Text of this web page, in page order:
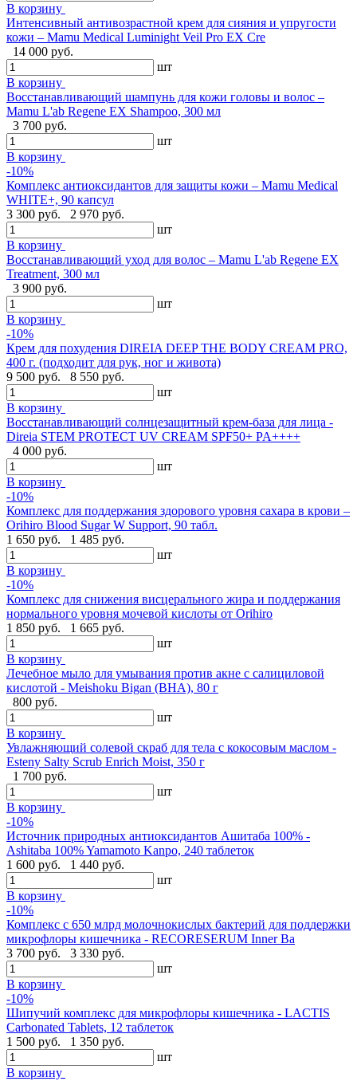
В корзину
Интенсивный антивозрастной крем для сияния и упругости
кожи – Mamu Medical Luminight Veil Pro EX Cre
14 000 руб.
шт
В корзину
Восстанавливающий шампунь для кожи головы и волос –
Mamu L'ab Regene EX Shampoo, 300 мл
3 700 руб.
шт
В корзину
-10%
Комплекс антиоксидантов для защиты кожи – Mamu Medical
WHITE+, 90 капсул
3 300 руб.
2 970 руб.
шт
В корзину
Восстанавливающий уход для волос – Mamu L'ab Regene EX
Treatment, 300 мл
3 900 руб.
шт
В корзину
-10%
Крем для похудения DIREIA DEEP THE BODY CREAM PRO,
400 г. (подходит для рук, ног и живота)
9 500 руб.
8 550 руб.
шт
В корзину
Восстанавливающий солнцезащитный крем-база для лица -
Direia STEM PROTECT UV CREAM SPF50+ PA++++
4 000 руб.
шт
В корзину
-10%
Комплекс для поддержания здорового уровня сахара в крови –
Orihiro Blood Sugar W Support, 90 табл.
1 650 руб.
1 485 руб.
шт
В корзину
-10%
Комплекс для снижения висцерального жира и поддержания
нормального уровня мочевой кислоты от Orihiro
1 850 руб.
1 665 руб.
шт
В корзину
Лечебное мыло для умывания против акне с салициловой
кислотой - Meishoku Bigan (BHA), 80 г
800 руб.
шт
В корзину
Увлажняющий солевой скраб для тела с кокосовым маслом -
Esteny Salty Scrub Enrich Moist, 350 г
1 700 руб.
шт
В корзину
-10%
Источник природных антиоксидантов Ашитаба 100% -
Ashitaba 100% Yamamoto Kanpo, 240 таблеток
1 600 руб.
1 440 руб.
шт
В корзину
-10%
Комплекс с 650 млрд молочнокислых бактерий для поддержки
микрофлоры кишечника - RECORESERUM Inner Ba
3 700 руб.
3 330 руб.
шт
В корзину
-10%
Шипучий комплекс для микрофлоры кишечника - LACTIS
Carbonated Tablets, 12 таблеток
1 500 руб.
1 350 руб.
шт
В корзину